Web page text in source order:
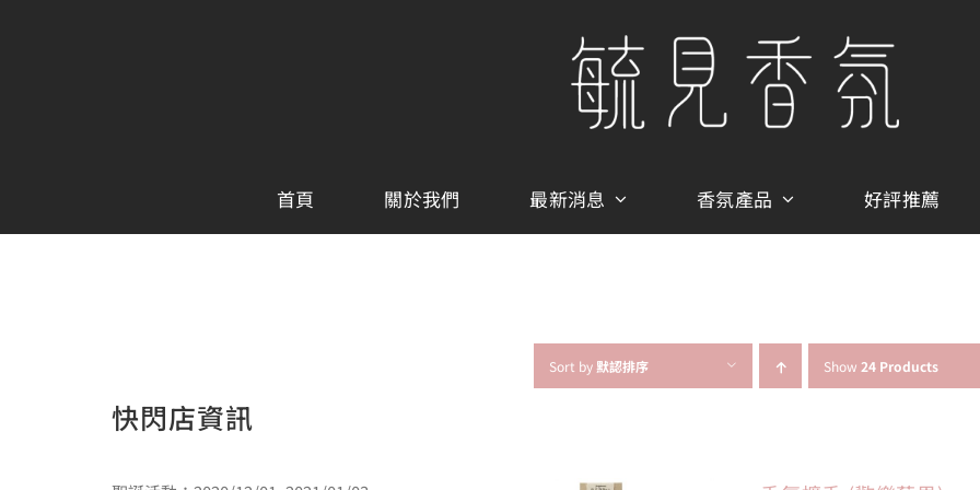
首頁 關於我們 最新消息 香氛產品 好評推薦
Sort by 默認排序 Show 24 Products
快閃店資訊